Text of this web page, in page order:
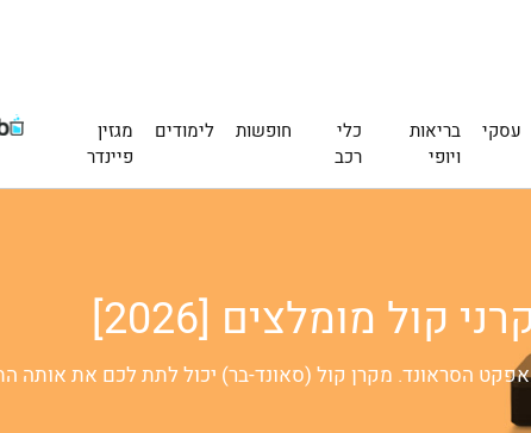
עסקי
בריאות
ויופי
כלי
רכב
חופשות לימודים
מגזין
פיינדר
הסראונד. מקרן קול (סאונד-בר) יכול לתת לכם את אותה